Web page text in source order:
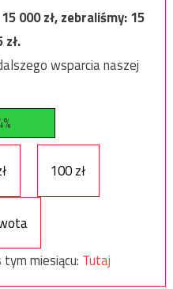
15 000zł, zebraliśmy:15
zł.
wsparcia naszej
100 zł
miesiącu: Tutaj